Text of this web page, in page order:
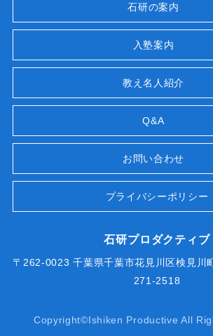
石研の案内
入塾案内
教え名人紹介
Q&A
お問い合わせ
プライバシーポリシー
石研プロダクティブ
〒262-0023 千葉県千葉市花見川区検見川
271-2518
Copyright©Ishiken Productive All